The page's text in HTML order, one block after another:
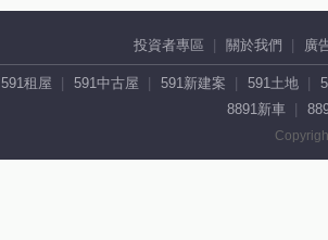
投資者專區 關於我們 廣
591租屋 591中古屋 591新建案 591土地
8891新車